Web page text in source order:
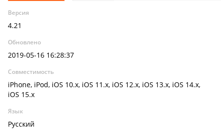
Версия
4.21
Обновлено
2019-05-16 16:28:37
Совместимость
iPhone, iPod, iOS 10.x, iOS 11.x, iOS 12.x, iOS 13.x, iOS 14.x,
iOS 15.x
Язык
Русский